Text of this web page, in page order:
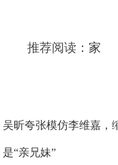
推荐阅读： 家
吴昕夸张模仿李维嘉，
是“亲兄妹”